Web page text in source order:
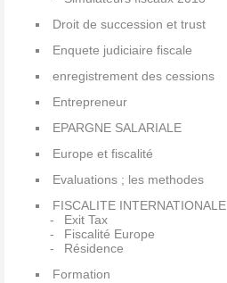
Droit de succession et trust
Enquete judiciaire fiscale
enregistrement des cessions
Entrepreneur
EPARGNE SALARIALE
Europe et fiscalité
Evaluations ; les methodes
FISCALITE INTERNATIONALE
Exit Tax
Fiscalité Europe
Résidence
Formation